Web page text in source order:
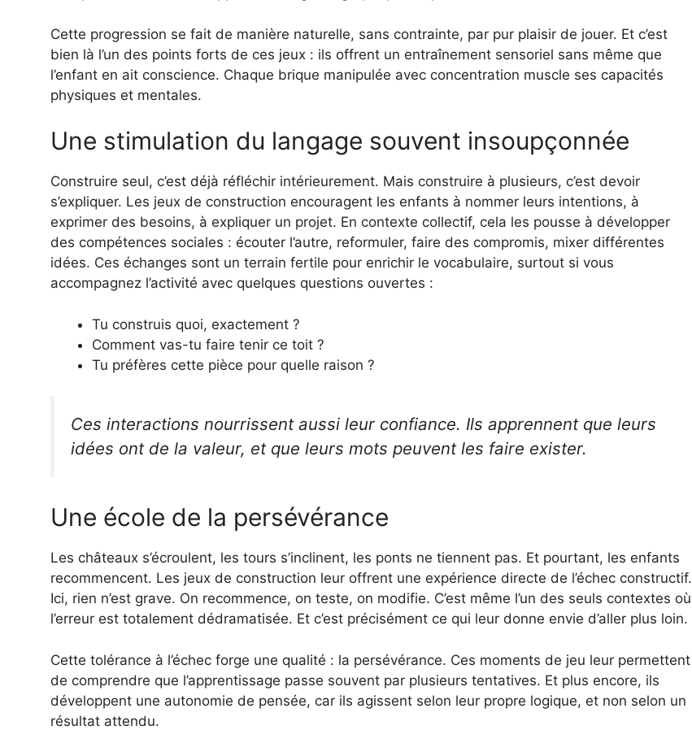
Cette progression se fait de manière naturelle, sans contrainte, par pur plaisir de jouer. Et c’est
bien là l’un des points forts de ces jeux : ils offrent un entraînement sensoriel sans même que
l’enfant en ait conscience. Chaque brique manipulée avec concentration muscle ses capacités
physiques et mentales.
Une stimulation du langage souvent insoupçonnée
Construire seul, c’est déjà réfléchir intérieurement. Mais construire à plusieurs, c’est devoir
s’expliquer. Les jeux de construction encouragent les enfants à nommer leurs intentions, à
exprimer des besoins, à expliquer un projet. En contexte collectif, cela les pousse à développer
des compétences sociales : écouter l’autre, reformuler, faire des compromis, mixer différentes
idées. Ces échanges sont un terrain fertile pour enrichir le vocabulaire, surtout si vous
accompagnez l’activité avec quelques questions ouvertes :
Tu construis quoi, exactement ?
Comment vas-tu faire tenir ce toit ?
Tu préfères cette pièce pour quelle raison ?
Ces interactions nourrissent aussi leur confiance. Ils apprennent que leurs
idées ont de la valeur, et que leurs mots peuvent les faire exister.
Une école de la persévérance
Les châteaux s’écroulent, les tours s’inclinent, les ponts ne tiennent pas. Et pourtant, les enfants
recommencent. Les jeux de construction leur offrent une expérience directe de l’échec constructif.
Ici, rien n’est grave. On recommence, on teste, on modifie. C’est même l’un des seuls contextes où
l’erreur est totalement dédramatisée. Et c’est précisément ce qui leur donne envie d’aller plus loin.
Cette tolérance à l’échec forge une qualité : la persévérance. Ces moments de jeu leur permettent
de comprendre que l’apprentissage passe souvent par plusieurs tentatives. Et plus encore, ils
développent une autonomie de pensée, car ils agissent selon leur propre logique, et non selon un
résultat attendu.